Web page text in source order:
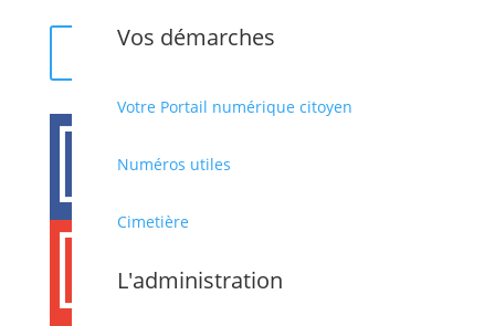
Vos démarches
Votre Portail numérique citoyen
Numéros utiles
Cimetière
L'administration
Retour

